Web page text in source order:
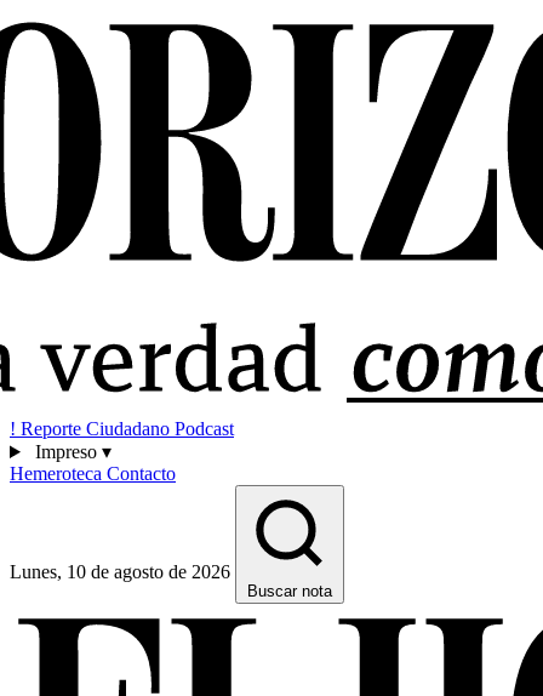
! Reporte Ciudadano Podcast
Impreso ▾
Hemeroteca Contacto
Lunes, 10 de agosto de 2026
Buscar nota